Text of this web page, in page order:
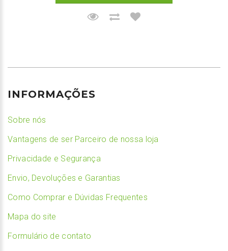
INFORMAÇÕES
Sobre nós
Vantagens de ser Parceiro de nossa loja
Privacidade e Segurança
Envio, Devoluções e Garantias
Como Comprar e Dúvidas Frequentes
Mapa do site
Formulário de contato